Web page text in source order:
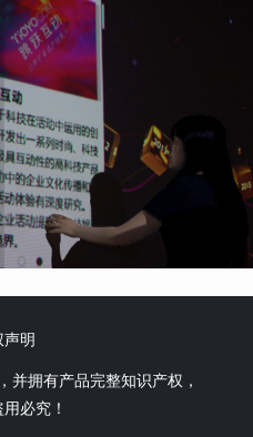
明
并拥有产品完整知识产权，
必究！